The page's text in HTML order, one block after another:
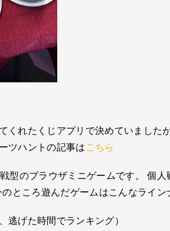
くれたくじアプリで決めていました
ツハントの記事は こちら
型のブラウザミニゲームです。 個
ところ遊んだゲームはこんなライン
逃げた時間でランキング）